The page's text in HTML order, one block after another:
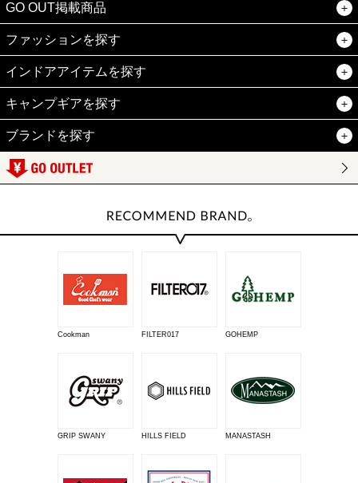
GO OUT掲載商品
ファッションを探す
インドアアイテムを探す
キャンプギアを探す
ブランドを探す
Cookman FILTER017 GOHEMP
GRIP SWANY HILLS FIELD MANASTASH